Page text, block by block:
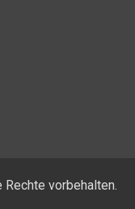
vorbehalten.